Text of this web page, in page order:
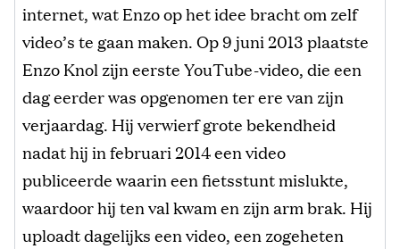
internet, wat Enzo op het idee bracht om zelf
video’s te gaan maken.Op 9 juni 2013 plaatste
Enzo Knol zijn eerste YouTube-video, die een
dag eerder was opgenomen ter ere van zijn
verjaardag. Hij verwierf grote bekendheid
nadat hij in februari 2014 een video
publiceerde waarin een fietsstunt mislukte,
waardoor hij ten val kwam en zijn arm brak. Hij
uploadt dagelijks een video, een zogeheten